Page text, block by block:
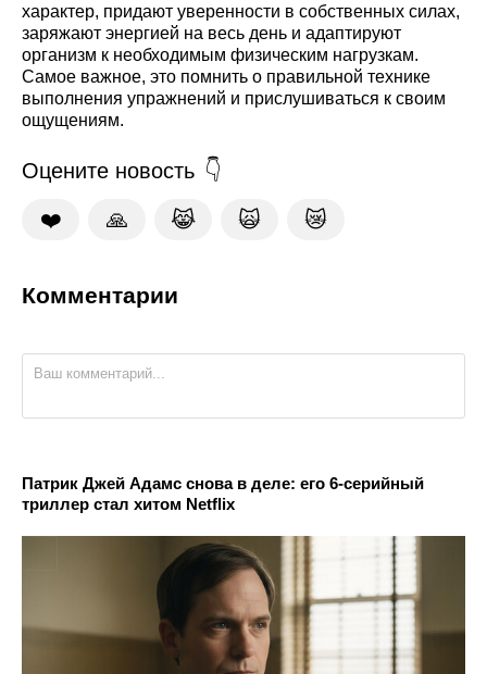
характер, придают уверенности в собственных силах,
заряжают энергией на весь день и адаптируют
организм к необходимым физическим нагрузкам.
Самое важное, это помнить о правильной технике
выполнения упражнений и прислушиваться к своим
ощущениям.
Оцените новость
❤️ 🙏 😹 🙀 😿
Комментарии
Патрик Джей Адамс снова в деле: его 6-серийный
триллер стал хитом Netflix